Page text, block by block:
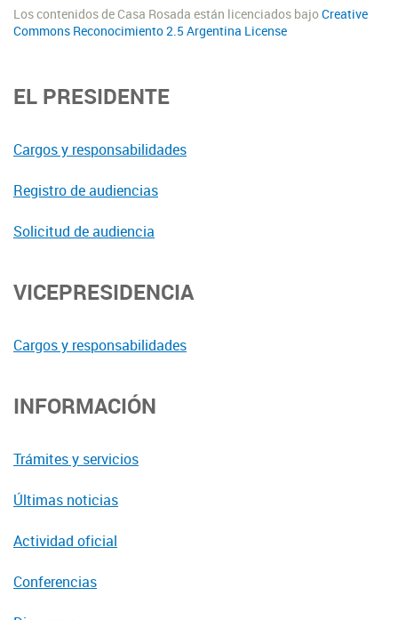
Los contenidos de Casa Rosada están licenciados bajoCreative
Commons Reconocimiento 2.5 Argentina License
EL PRESIDENTE
Cargos y responsabilidades
Registro de audiencias
Solicitud de audiencia
VICEPRESIDENCIA
Cargos y responsabilidades
INFORMACIÓN
Trámites y servicios
Últimas noticias
Actividad oficial
Conferencias